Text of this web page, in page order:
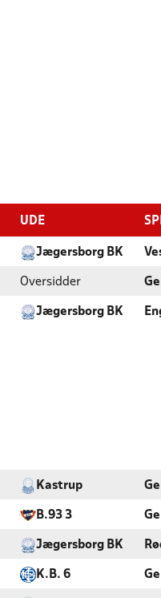
UDE
Jægersborg BK
Oversidder
Jægersborg BK
Kastrup
B.93 3
Jægersborg BK
K.B. 6